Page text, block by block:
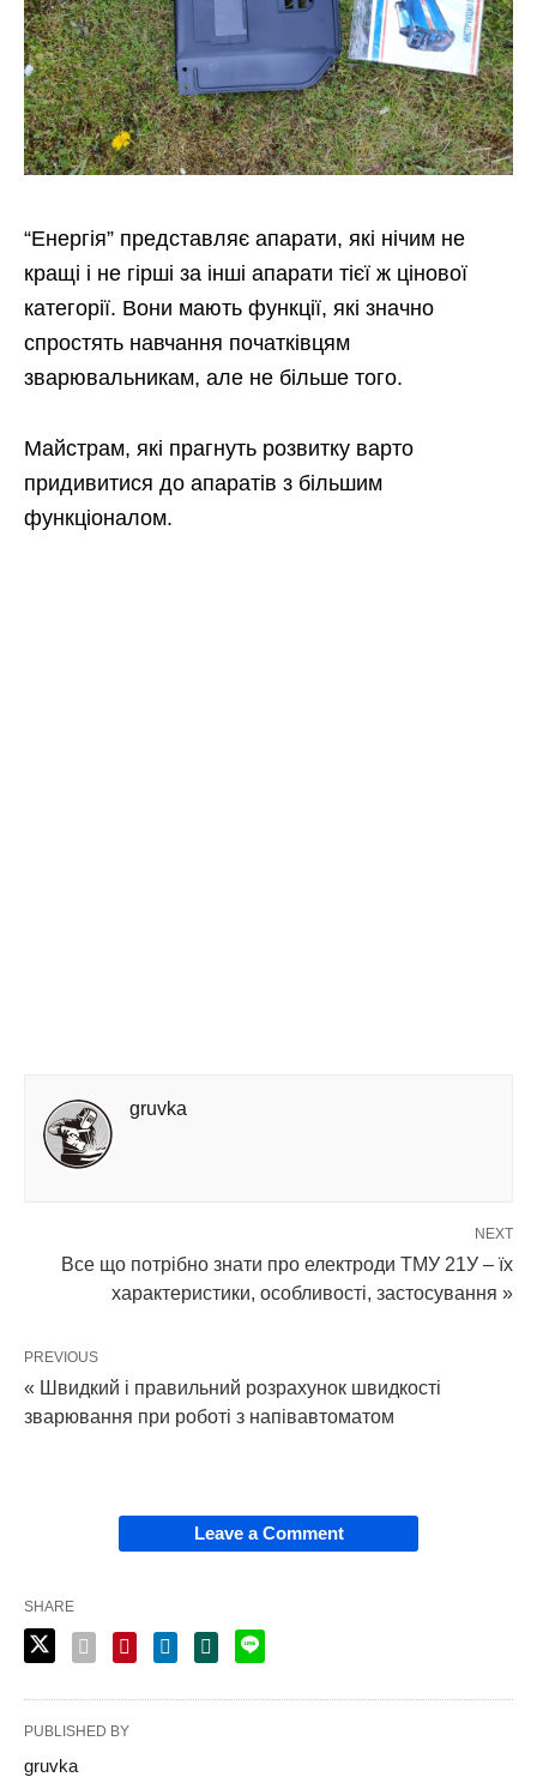
“Енергія” представляє апарати, які нічим не
кращі і не гірші за інші апарати тієї ж цінової
категорії. Вони мають функції, які значно
спростять навчання початківцям
зварювальникам, але не більше того.
Майстрам, які прагнуть розвитку варто
придивитися до апаратів з більшим
функціоналом.
gruvka
NEXT
Все що потрібно знати про електроди ТМУ 21У – їх
характеристики, особливості, застосування »
PREVIOUS
« Швидкий і правильний розрахунок швидкості
зварювання при роботі з напівавтоматом
Leave a Comment
SHARE
PUBLISHED BY
gruvka